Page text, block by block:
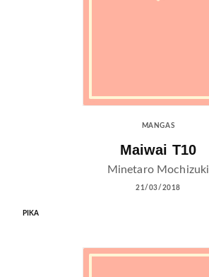
MANGAS
Maiwai T10
Minetaro Mochizuki
21/03/2018
PIKA